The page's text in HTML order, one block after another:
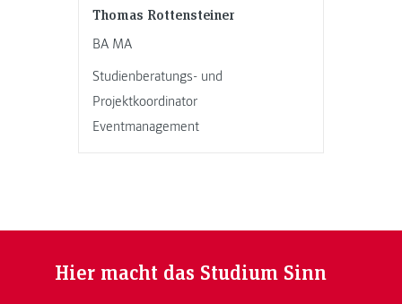
Thomas Rottensteiner
BA MA
Studienberatungs- und
Projektkoordinator
Eventmanagement
Hier macht das Studium Sinn